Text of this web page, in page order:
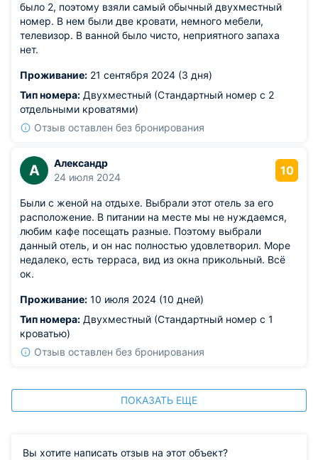
было 2, поэтому взяли самый обычный двухместный
номер. В нем были две кровати, немного мебели,
телевизор. В ванной было чисто, неприятного запаха
нет.
Проживание: 21 сентября 2024 (3 дня)
Тип номера: Двухместный (Стандартный номер с 2
отдельными кроватями)
Отзыв оставлен без бронирования
А
Александр
24 июля 2024
10
Были с женой на отдыхе. Выбрали этот отель за его
расположение. В питании на месте мы не нуждаемся,
любим кафе посещать разные. Поэтому выбрали
данный отель, и он нас полностью удовлетворил. Море
недалеко, есть терраса, вид из окна прикольный. Всё
ок.
Проживание: 10 июля 2024 (10 дней)
Тип номера: Двухместный (Стандартный номер с 1
кроватью)
Отзыв оставлен без бронирования
ПОКАЗАТЬ ЕЩЕ
Вы хотите написать отзыв на этот объект?